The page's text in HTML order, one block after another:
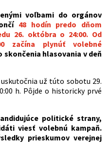
voľbami do orgánov
48 hodín predo dňom
26. októbra o 24:00. Od
začína plynúť volebné
skončenia hlasovania v deň
už túto sobotu 29.
h. Pôjde o historicky prvé
politické strany,
viesť volebnú kampaň.
prieskumov verejnej